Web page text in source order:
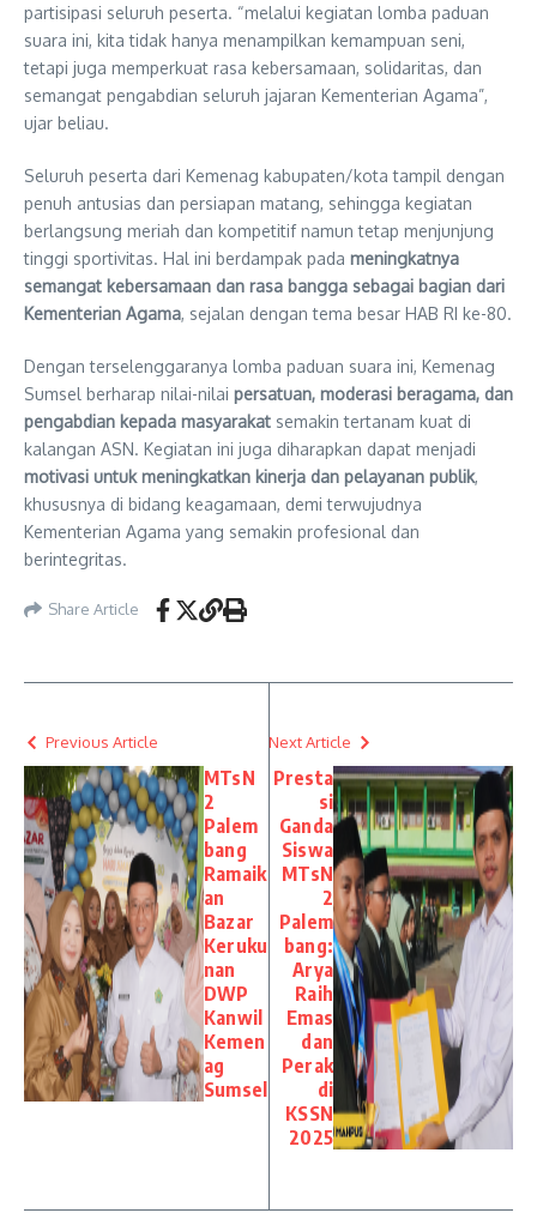
partisipasi seluruh peserta. “melalui kegiatan lomba paduan
suara ini, kita tidak hanya menampilkan kemampuan seni,
tetapi juga memperkuat rasa kebersamaan, solidaritas, dan
semangat pengabdian seluruh jajaran Kementerian Agama”,
ujar beliau.
Seluruh peserta dari Kemenag kabupaten/kota tampil dengan
penuh antusias dan persiapan matang, sehingga kegiatan
berlangsung meriah dan kompetitif namun tetap menjunjung
tinggi sportivitas. Hal ini berdampak pada meningkatnya
semangat kebersamaan dan rasa bangga sebagai bagian dari
Kementerian Agama, sejalan dengan tema besar HAB RI ke-80.
Dengan terselenggaranya lomba paduan suara ini, Kemenag
Sumsel berharap nilai-nilai persatuan, moderasi beragama, dan
pengabdian kepada masyarakat semakin tertanam kuat di
kalangan ASN. Kegiatan ini juga diharapkan dapat menjadi
motivasi untuk meningkatkan kinerja dan pelayanan publik,
khususnya di bidang keagamaan, demi terwujudnya
Kementerian Agama yang semakin profesional dan
berintegritas.
Share Article
Previous Article
MTsN
2
Palem
bang
Ramaik
an
Bazar
Keruku
nan
DWP
Kanwil
Kemen
ag
Sumsel
Next Article
Presta
si
Ganda
Siswa
MTsN
2
Palem
bang:
Arya
Raih
Emas
dan
Perak
di
KSSN
2025